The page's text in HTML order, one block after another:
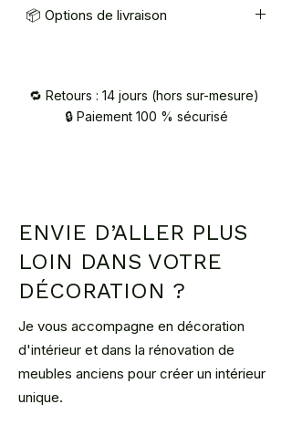
Câble : corde en jute naturelle
📦 Options de livraison
sur RDV / contact@atelier2main.fr
🔁 Retours : 14 jours (hors sur-mesure)
🔒 Paiement 100 % sécurisé
ENVIE D’ALLER PLUS
LOIN DANS VOTRE
DÉCORATION ?
Je vous accompagne en décoration
d'intérieur et dans la rénovation de
meubles anciens pour créer un intérieur
unique.